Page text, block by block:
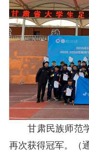
甘肃民族师范
再次获得冠军。（